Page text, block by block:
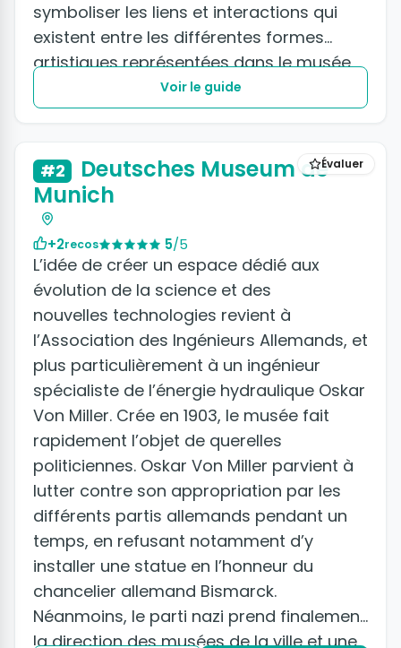
symboliser les liens et interactions qui
existent entre les différentes formes
artistiques représentées dans le musée.
Voir le guide
Évaluer
#2
Deutsches Museum de
Munich
+2recos 5/5
L’idée de créer un espace dédié aux
évolution de la science et des
nouvelles technologies revient à
l’Association des Ingénieurs Allemands, et
plus particulièrement à un ingénieur
spécialiste de l’énergie hydraulique Oskar
Von Miller. Crée en 1903, le musée fait
rapidement l’objet de querelles
politiciennes. Oskar Von Miller parvient à
lutter contre son appropriation par les
différents partis allemands pendant un
temps, en refusant notamment d’y
installer une statue en l’honneur du
chancelier allemand Bismarck.
Néanmoins, le parti nazi prend finalement
la direction des musées de la ville et une